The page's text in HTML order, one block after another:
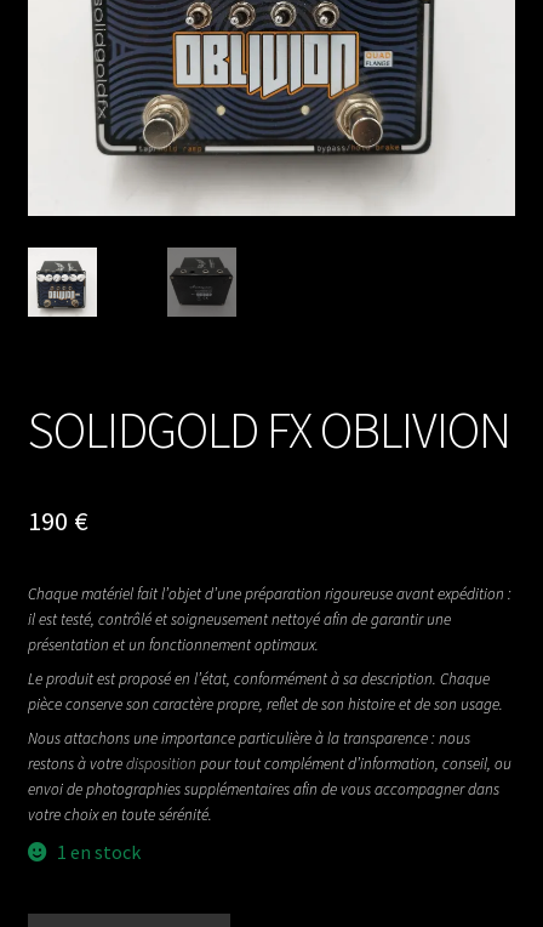
SOLIDGOLD FX OBLIVION
190 €
Chaque matériel fait l’objet d’une préparation rigoureuse avant expédition :
il est testé, contrôlé et soigneusement nettoyé afin de garantir une
présentation et un fonctionnement optimaux.
Le produit est proposé en l’état, conformément à sa description. Chaque
pièce conserve son caractère propre, reflet de son histoire et de son usage.
Nous attachons une importance particulière à la transparence : nous
restons à votredisposition pour tout complément d’information, conseil, ou
envoi de photographies supplémentaires afin de vous accompagner dans
votre choix en toute sérénité.
1 en stock